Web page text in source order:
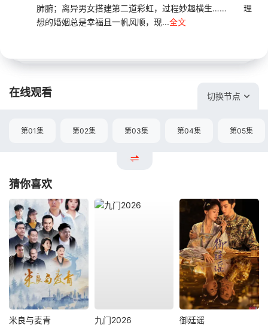
肺腑；离异男女搭建第二道彩虹，过程妙趣横生…… 理
想的婚姻总是幸福且一帆风顺，现...全文
在线观看 切换节点
第01集 第02集 第03集 第04集 第05集
猜你喜欢
米良与麦青 九门2026 御廷谣